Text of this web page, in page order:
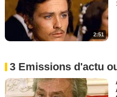
2:51
3 Emissions d'actu